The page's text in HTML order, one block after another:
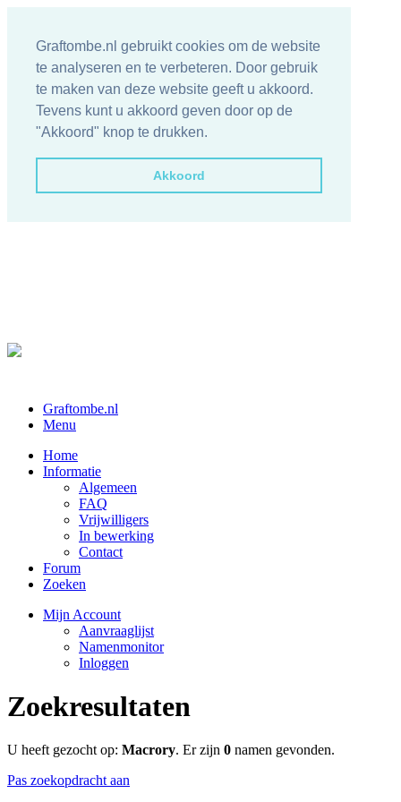
Graftombe.nl gebruikt cookies om de website
te analyseren en te verbeteren. Door gebruik
te maken van deze website geeft u akkoord.
Tevens kunt u akkoord geven door op de
"Akkoord" knop te drukken.
Akkoord
Graftombe.nl
Menu
Home
Informatie
Algemeen
FAQ
Vrijwilligers
In bewerking
Contact
Forum
Zoeken
Mijn Account
Aanvraaglijst
Namenmonitor
Inloggen
Zoekresultaten
U heeft gezocht op: Macrory. Er zijn 0 namen gevonden.
Pas zoekopdracht aan